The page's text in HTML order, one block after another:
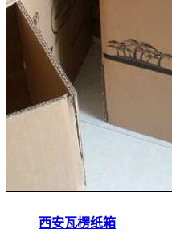
西安瓦楞纸箱